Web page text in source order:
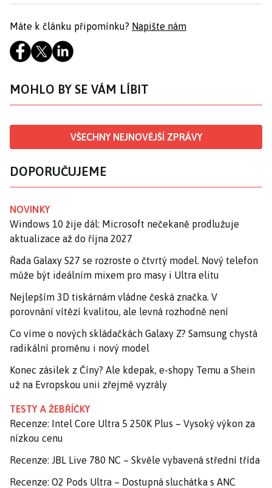
Máte k článku připomínku? Napište nám
MOHLO BY SE VÁM LÍBIT
VŠECHNY NEJNOVĚJŠÍ ZPRÁVY
DOPORUČUJEME
NOVINKY
Windows 10 žije dál: Microsoft nečekaně prodlužuje
aktualizace až do října 2027
Řada Galaxy S27 se rozroste o čtvrtý model. Nový telefon
může být ideálním mixem pro masy i Ultra elitu
Nejlepším 3D tiskárnám vládne česká značka. V
porovnání vítězí kvalitou, ale levná rozhodně není
Co víme o nových skládačkách Galaxy Z? Samsung chystá
radikální proměnu i nový model
Konec zásilek z Číny? Ale kdepak, e-shopy Temu a Shein
už na Evropskou unii zřejmě vyzrály
TESTY A ŽEBŘÍČKY
Recenze: Intel Core Ultra 5 250K Plus – Vysoký výkon za
nízkou cenu
Recenze: JBL Live 780 NC – Skvěle vybavená střední třída
Recenze: O2 Pods Ultra – Dostupná sluchátka s ANC